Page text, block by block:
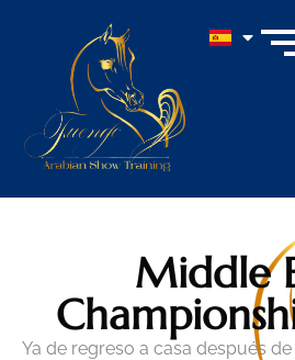
Middle
Ya de regreso a casa después